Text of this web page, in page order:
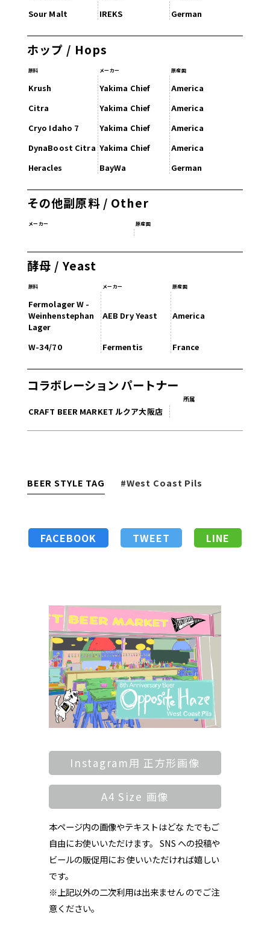
Sour Malt
IREKS German
ホップ / Hops
原料 メーカー 原産国
Krush Yakima Chief
America
Citra
Yakima Chief
America
Cryo Idaho 7
Yakima Chief
America
DynaBoost Citra Yakima Chief
America
Heracles
BayWa German
その他副原料 / Other
メーカー 原産国
酵母 / Yeast
原料 メーカー 原産国
Fermolager W -
Weinhenstephan
Lager
AEB Dry Yeast America
W-34/70 Fermentis France
コラボレーション パートナー
所属
CRAFT BEER MARKET ルクア大阪店
BEER STYLE TAG #West Coast Pils
FACEBOOK TWEET LINE
Instagram用 正方形画像
A4 Size 画像
本ページ内の画像やテキストはどな たでもご
自由にお使いいただけます。 SNS への投稿や
ビールの販促用にお 使いいただければ嬉しい
です。
※上記以外の二次利用は出来ません のでご注
意ください。